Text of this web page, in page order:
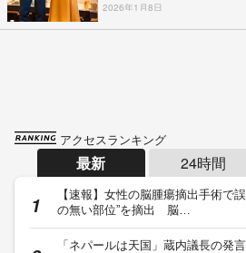
2026年1月8日
アクセスランキング
最新 24時間
【速報】女性の脳腫瘍摘出手術で
の無い部位”を摘出 脳…
「ネパールは天国」蔵内議長の発